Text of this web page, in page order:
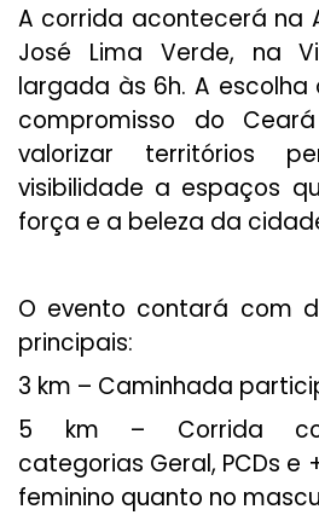
A corrida acontecerá na
José Lima Verde, na
largada às 6h. A
compromisso do
valorizar territórios
visibilidade a espaços
força e a beleza da
O evento contará com
principais:
3 km – Caminhada
5 km – Corrida
categorias Geral, PCDs e
feminino quanto no